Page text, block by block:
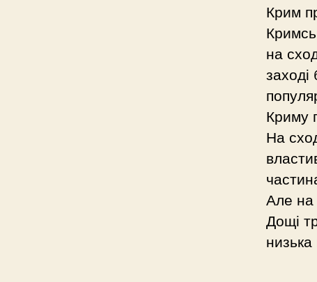
Крим
на
заході
Криму
На
Але на
Дощі